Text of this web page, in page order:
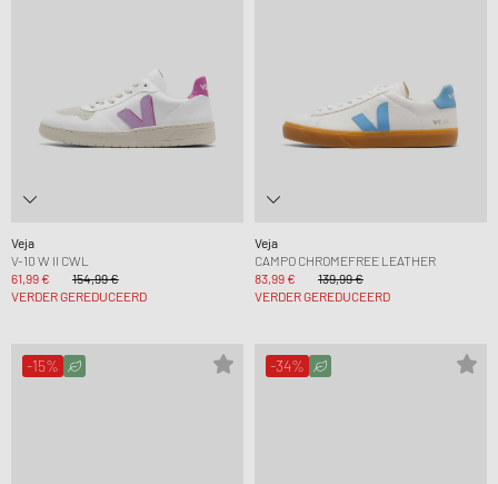
Veja
V-10 W II CWL
61,99 €
154,99 €
VERDER GEREDUCEERD
Veja
CAMPO CHROMEFREE LEATHER
83,99 €
139,99 €
VERDER GEREDUCEERD
-15% -34%